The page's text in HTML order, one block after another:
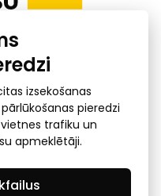
subjekta piekļuves
izsekošanas
pieredzi
trafiku un
apmeklētāji.